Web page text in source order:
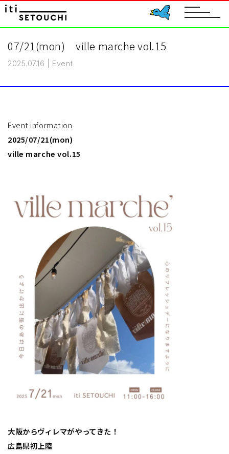
toggle
07/21(mon) ville marche vol.15
2025.07.16 Event
Event information
2025/07/21(mon)
ville marche vol.15
大阪からヴィレマがやってきた！
広島県初上陸